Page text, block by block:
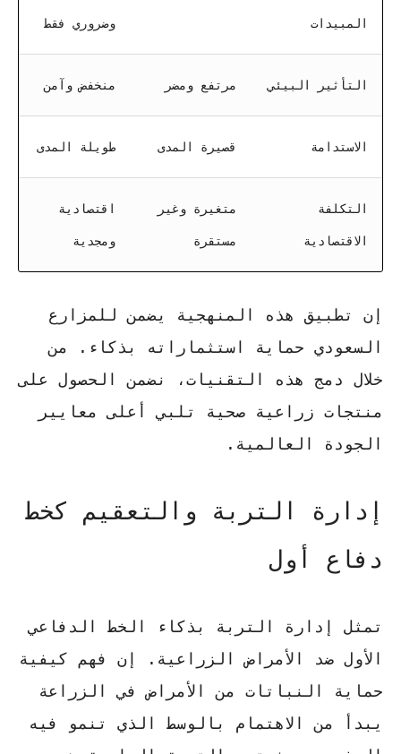
المبيدات وضروري فقط
التأثير البيئي مرتفع ومضر منخفض وآمن
الاستدامة قصيرة المدى طويلة المدى
التكلفة
الاقتصادية
متغيرة وغير
مستقرة
اقتصادية
ومجدية
إن تطبيق هذه المنهجية يضمن للمزارع
السعودي حماية استثماراته بذكاء. من
خلال دمج هذه التقنيات، نضمن الحصول على
منتجات زراعية صحية تلبي أعلى معايير
الجودة العالمية.
إدارة التربة والتعقيم كخط
دفاع أول
تمثل إدارة التربة بذكاء الخط الدفاعي
الأول ضد الأمراض الزراعية. إن فهم كيفية
حماية النباتات من الأمراض في الزراعة
يبدأ من الاهتمام بالوسط الذي تنمو فيه